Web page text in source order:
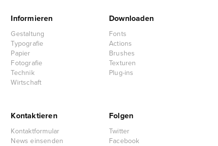
Informieren
Gestaltung
Typografie
Papier
Fotografie
Technik
Wirtschaft
Downloaden
Fonts
Actions
Brushes
Texturen
Plug-ins
Kontaktieren
Kontaktformular
News einsenden
Folgen
Twitter
Facebook